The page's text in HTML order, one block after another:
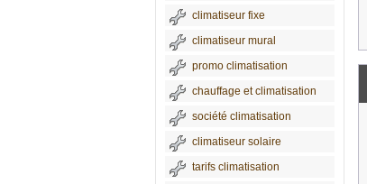
climatiseur fixe
climatiseur mural
promo climatisation
chauffage et climatisation
société climatisation
climatiseur solaire
tarifs climatisation